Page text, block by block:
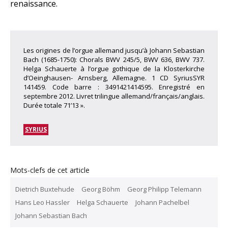
renaissance.
Les origines de l’orgue allemand jusqu’à Johann Sebastian
Bach (1685-1750): Chorals BWV 245/5, BWV 636, BWV 737.
Helga Schauerte à l’orgue gothique de la Klosterkirche
d’Oeinghausen- Arnsberg, Allemagne. 1 CD SyriusSYR
141459. Code barre : 3491421414595. Enregistré en
septembre 2012. Livret trilingue allemand/français/anglais.
Durée totale 71’13 ».
SYRIUS
Mots-clefs de cet article
Dietrich Buxtehude Georg Böhm
Georg Philipp Telemann
Hans Leo Hassler
Helga Schauerte
Johann Pachelbel
Johann Sebastian Bach